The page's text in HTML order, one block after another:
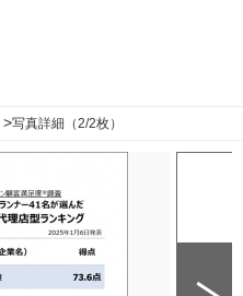
>写真詳細（2/2枚）